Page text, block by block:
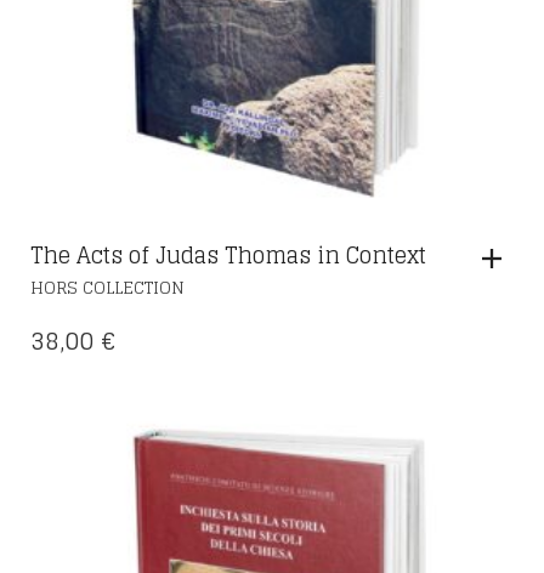
The Acts of Judas Thomas in Context
HORS COLLECTION
38,00 €